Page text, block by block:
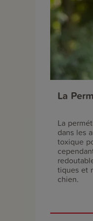
La
La
dans les
toxique
tiques et
chien.